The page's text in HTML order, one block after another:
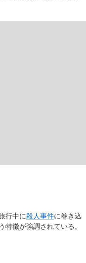
行中に殺人事件に巻き込
特徴が強調されている。